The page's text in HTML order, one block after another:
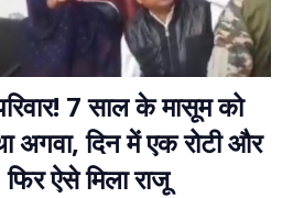
7 साल के मासूम को
अगवा, दिन में एक रोटी और
ऐसे मिला राजू